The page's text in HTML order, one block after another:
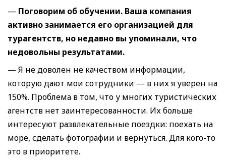
— Поговорим об обучении. Ваша компания
активно занимается его организацией для
турагентств, но недавно вы упоминали, что
недовольны результатами.
— Я не доволен не качеством информации,
которую дают мои сотрудники — в них я уверен на
150%. Проблема в том, что у многих туристических
агентств нет заинтересованности. Их больше
интересуют развлекательные поездки: поехать на
море, сделать фотографии и вернуться. Для кого-то
это в приоритете.